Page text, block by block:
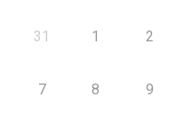
31 1 2
7 8 9